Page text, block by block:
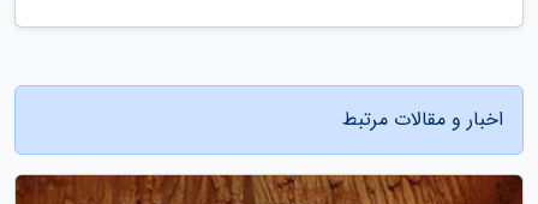
اخبار و مقالات مرتبط